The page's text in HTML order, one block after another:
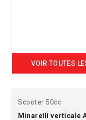
VOIR TOUTES
Scooter 50cc
Minarelli verticale